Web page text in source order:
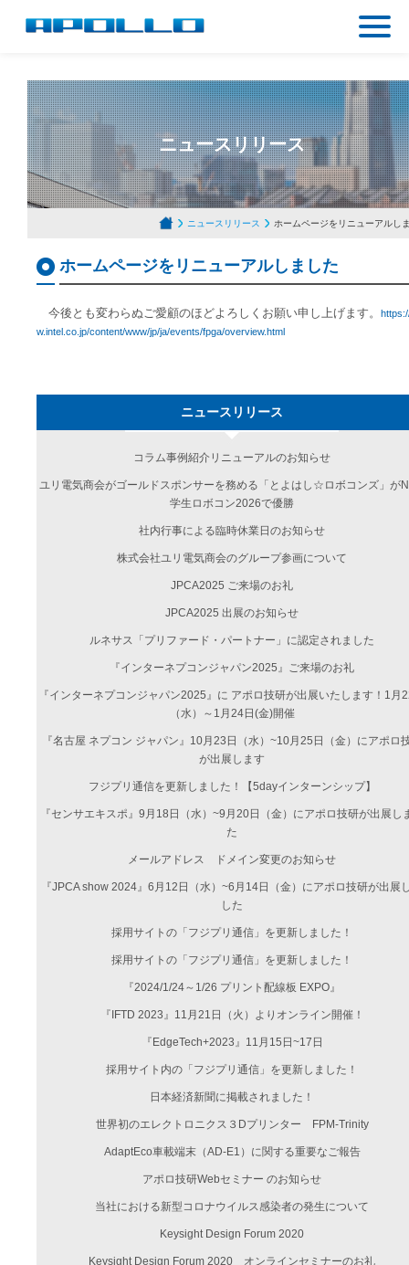
ニュースリリース
ニュースリリース ホームページをリニューアルし
ホームページをリニューアルしました
今後とも変わらぬご愛顧のほどよろしくお願い申し上げます。
w.intel.co.jp/content/www/jp/ja/events/fpga/overview.html
ニュースリリース
コラム事例紹介リニューアルのお知らせ
ユリ電気商会がゴールドスポンサーを務める「とよはし☆ロボコンズ」が
学生ロボコン2026で優勝
社内行事による臨時休業日のお知らせ
株式会社ユリ電気商会のグループ参画について
JPCA2025 ご来場のお礼
JPCA2025 出展のお知らせ
ルネサス「プリファード・パートナー」に認定されました
『インターネプコンジャパン2025』ご来場のお礼
『インターネプコンジャパン2025』に アポロ技研が出展いたします！1月
（水）～1月24日(金)開催
『名古屋 ネプコン ジャパン』10月23日（水）~10月25日（金）にアポロ
が出展します
フジプリ通信を更新しました！【5dayインターンシップ】
『センサエキスポ』9月18日（水）~9月20日（金）にアポロ技研が出展し
た
メールアドレス ドメイン変更のお知らせ
『JPCA show 2024』6月12日（水）~6月14日（金）にアポロ技研が出展
した
採用サイトの「フジプリ通信」を更新しました！
採用サイトの「フジプリ通信」を更新しました！
『2024/1/24～1/26 プリント配線板 EXPO』
『IFTD 2023』11月21日（火）よりオンライン開催！
『EdgeTech+2023』11月15日~17日
採用サイト内の「フジプリ通信」を更新しました！
日本経済新聞に掲載されました！
世界初のエレクトロニクス３Dプリンター FPM-Trinity
AdaptEco車載端末（AD-E1）に関する重要なご報告
アポロ技研Webセミナー のお知らせ
当社における新型コロナウイルス感染者の発生について
Keysight Design Forum 2020
Keysight Design Forum 2020 オンラインセミナーのお礼